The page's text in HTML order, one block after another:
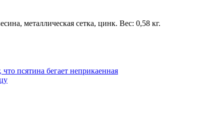
металлическая сетка, цинк. Вес: 0,58 кг.
псятина бегает неприкаенная